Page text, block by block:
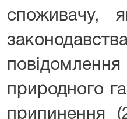
споживачу,
природного
припинення